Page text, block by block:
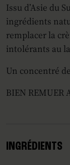
Issu d’Asie du
ingrédients
remplacer la
intolérants au
Un concentré
BIEN REMUER
INGRÉDIENTS